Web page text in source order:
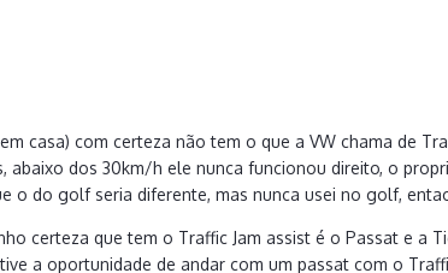
casa) com certeza não tem o que a VW chama de
abaixo dos 30km/h ele nunca funcionou direito, o
o do golf seria diferente, mas nunca usei no golf,
certeza que tem o Traffic Jam assist é o Passat e a
a oportunidade de andar com um passat com o